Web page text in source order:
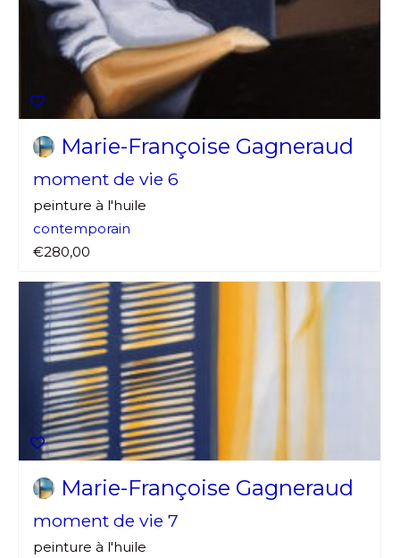
Marie-Françoise Gagneraud
moment de vie 6
peinture à l'huile
contemporain
€280,00
Marie-Françoise Gagneraud
moment de vie 7
peinture à l'huile